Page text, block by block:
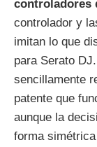
controladores
controlador y
imitan lo que
para Serato
sencillamente
patente que
aunque la
forma